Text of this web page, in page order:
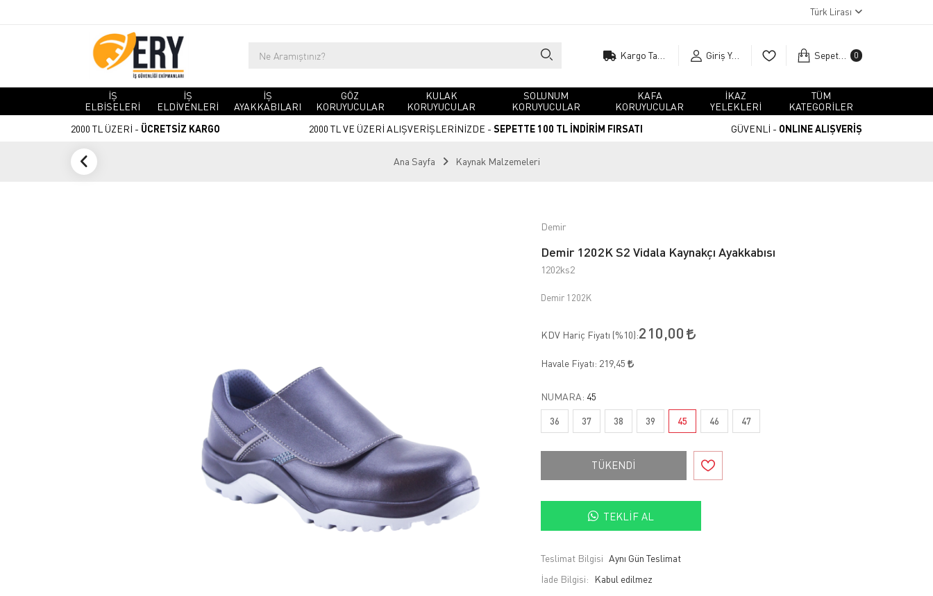
Türk Lirası
Giriş Yap Sepetim 0
İŞ
ELBİSELERİ
İŞ
ELDİVENLERİ
İŞ
AYAKKABILARI
GÖZ
KORUYUCULAR
KULAK
KORUYUCULAR
SOLUNUM
KORUYUCULAR
KAFA
KORUYUCULAR
İKAZ
YELEKLERİ
TÜM
KATEGORİLER
2000 TL ÜZERİ - ÜCRETSİZ KARGO 2000 TL VE ÜZERİ ALIŞVERİŞLERİNİZDE - SEPETTE 100 TL İNDİRİM FIRSATI GÜVENLİ - ONLINE ALIŞVERİŞ
Ana Sayfa Kaynak Malzemeleri
Demir
Demir 1202K S2 Vidala Kaynakçı Ayakkabısı
1202ks2
Demir 1202K
KDV Hariç Fiyatı (%10):210,00
Havale Fiyatı: 219,45
NUMARA: 45
36 37 38 39 45 46 47
TÜKENDİ
TEKLIF AL
Teslimat Bilgisi Aynı Gün Teslimat
İade Bilgisi: